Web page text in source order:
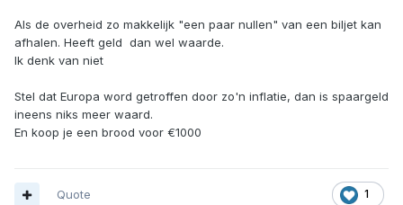
Als de overheid zo makkelijk "een paar nullen" van een biljet kan
afhalen. Heeft geld dan wel waarde.
Ik denk van niet
Stel dat Europa word getroffen door zo'n inflatie, dan is spaargeld
ineens niks meer waard.
En koop je een brood voor €1000
1
Quote